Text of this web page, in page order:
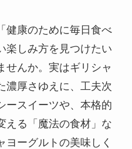
健康のために毎日食べ
楽しみ方を見つけたい
せんか。実はギリシャ
濃厚さゆえに、工夫次
ースイーツや、本格的
える「魔法の食材」な
ヨーグルトの美味しく